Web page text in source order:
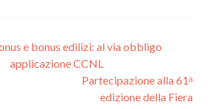
e bonus edilizi: al via obbligo
applicazione CCNL
Partecipazione alla 61ᵃ
edizione della Fiera